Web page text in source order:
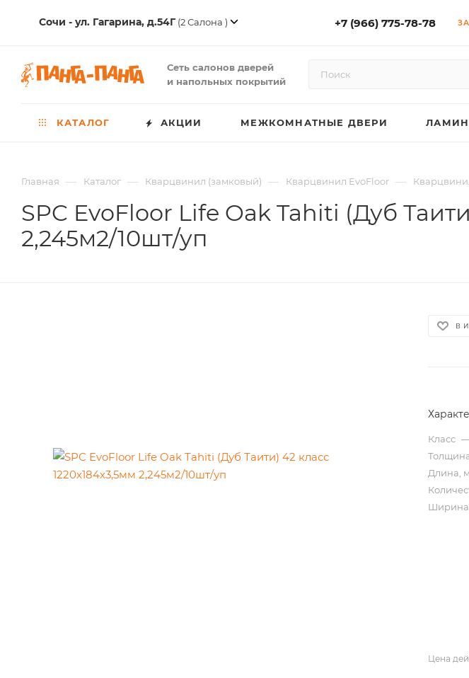
Сочи - ул. Гагарина, д.54Г(2 Салона ) +7 (966) 775-78-78
Сеть салонов дверей
и напольных покрытий
КАТАЛОГ АКЦИИ МЕЖКОМНАТНЫЕ ДВЕРИ
Главная — Каталог — Кварцвинил (замковый) — Кварцвинил EvoFloor —
SPC EvoFloor Life Oak Tahiti (Дуб
2,245м2/10шт/уп
В
Класс
Длина,
Ширина
Цена